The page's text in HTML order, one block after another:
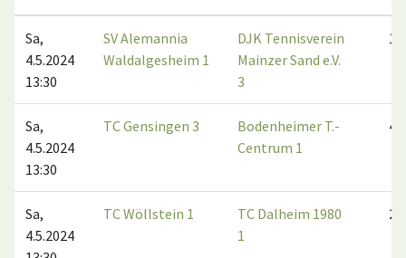
Sa,
4.5.2024
13:30
SV Alemannia
Waldalgesheim 1
DJK Tennisverein
Mainzer Sand e.V.
3
1:5
Sa,
4.5.2024
13:30
TC Gensingen 3
Bodenheimer T.-
Centrum 1
4:2
Sa,
4.5.2024
TC Wöllstein 1
TC Dalheim 1980
1
2:4